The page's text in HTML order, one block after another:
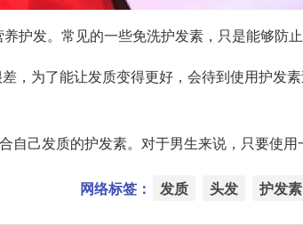
护发。常见的一些免洗护发素，只是能够防止
，为了能让发质变得更好，会待到使用护发
自己发质的护发素。对于男生来说，只要使用
网络标签： 发质 头发 护发素